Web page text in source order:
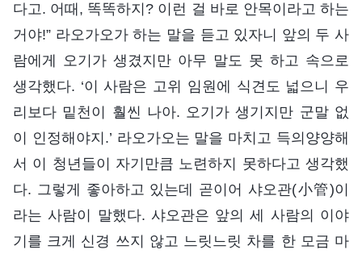
다고. 어때, 똑똑하지? 이런 걸 바로 안목이라고 하는
거야!” 라오가오가 하는 말을 듣고 있자니 앞의 두 사
람에게 오기가 생겼지만 아무 말도 못 하고 속으로
생각했다. ‘이 사람은 고위 임원에 식견도 넓으니 우
리보다 밑천이 훨씬 나아. 오기가 생기지만 군말 없
이 인정해야지.’ 라오가오는 말을 마치고 득의양양해
서 이 청년들이 자기만큼 노련하지 못하다고 생각했
다. 그렇게 좋아하고 있는데 곧이어 샤오관(小管)이
라는 사람이 말했다. 샤오관은 앞의 세 사람의 이야
기를 크게 신경 쓰지 않고 느릿느릿 차를 한 모금 마